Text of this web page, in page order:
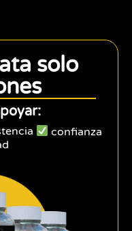
solo
confianza